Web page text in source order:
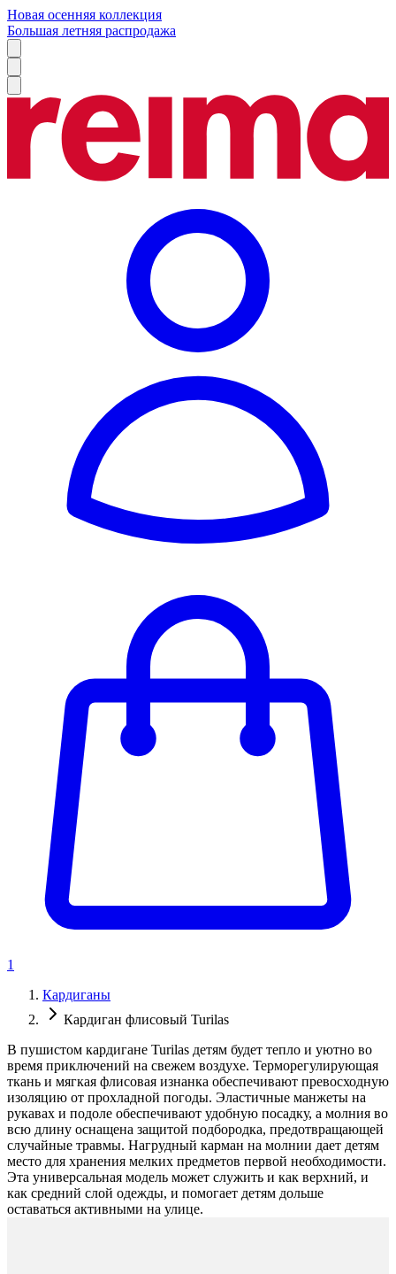
Новая осенняя коллекция
Большая летняя распродажа
1
Кардиганы
Кардиган флисовый Turilas
В пушистом кардигане Turilas детям будет тепло и уютно во
время приключений на свежем воздухе. Терморегулирующая
ткань и мягкая флисовая изнанка обеспечивают превосходную
изоляцию от прохладной погоды. Эластичные манжеты на
рукавах и подоле обеспечивают удобную посадку, а молния во
всю длину оснащена защитой подбородка, предотвращающей
случайные травмы. Нагрудный карман на молнии дает детям
место для хранения мелких предметов первой необходимости.
Эта универсальная модель может служить и как верхний, и
как средний слой одежды, и помогает детям дольше
оставаться активными на улице.